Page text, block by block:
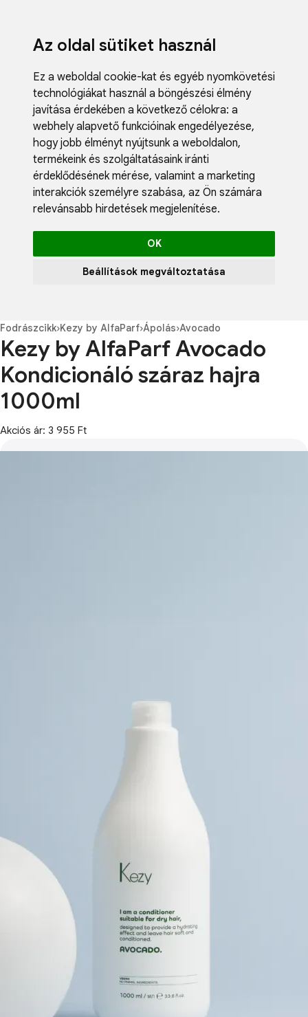
Az oldal sütiket használ
Ez a weboldal cookie-kat és egyéb nyomkövetési
technológiákat használ a böngészési élmény
javítása érdekében a következő célokra: a
webhely alapvető funkcióinak engedélyezése,
hogy jobb élményt nyújtsunk a weboldalon,
termékeink és szolgáltatásaink iránti
érdeklődésének mérése, valamint a marketing
interakciók személyre szabása, az Ön számára
relevánsabb hirdetések megjelenítése.
OK
Beállítások megváltoztatása
Fodrászcikk›Kezy by AlfaParf›Ápolás›Avocado
Kezy by AlfaParf Avocado
Kondicionáló száraz hajra
1000ml
Akciós ár: 3 955 Ft